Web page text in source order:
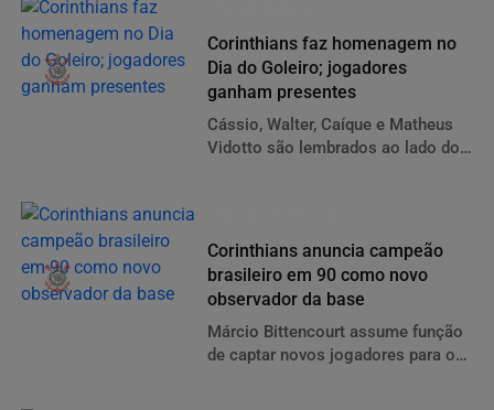
Corinthians faz homenagem no
Dia do Goleiro; jogadores
ganham presentes
Cássio, Walter, Caíque e Matheus
Vidotto são lembrados ao lado do
Corinthians anuncia campeão
brasileiro em 90 como novo
observador da base
Márcio Bittencourt assume função
de captar novos jogadores para o